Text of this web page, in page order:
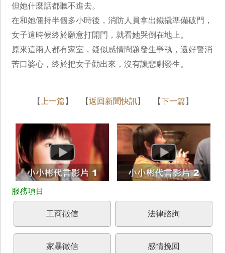
但她什麼話都聽不進去。
在和她僵持半個多小時後，消防人員拿出鐵撬準備破門，
女子這時候終於願意打開門，就看她哭倒在地上。
原來這兩人都有家室，疑似感情問題發生爭執，還好警消
苦口婆心，終於把女子勸出來，沒有讓悲劇發生。
【 上一篇 】 【返回新聞快訊】 【下一篇 】
工商徵信 法律諮詢
家暴徵信 感情挽回